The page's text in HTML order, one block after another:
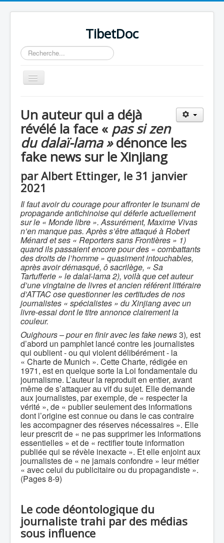
TibetDoc
Rechercher
Basculer
la
Un auteur qui a déjà
révélé la face « pas si zen
du dalaï-lama »dénonce les
fake news sur le Xinjiang
par Albert Ettinger, le 31 janvier
2021
Il faut avoir du courage pour affronter le tsunami de
propagande antichinoise qui déferle actuellement
sur le « Monde libre ». Assurément, Maxime Vivas
n’en manque pas. Après s’être attaqué à Robert
Ménard et ses « Reporters sans Frontières » 1)
quand ils passaient encore pour des « combattants
des droits de l’homme » quasiment intouchables,
après avoir démasqué, ô sacrilège, « Sa
Tartufferie » le dalaï-lama 2), voilà que cet auteur
d’une vingtaine de livres et ancien référent littéraire
d’ATTAC ose questionner les certitudes de nos
journalistes « spécialistes » du Xinjiang avec un
livre-essai dont le titre annonce clairement la
couleur.
Ouighours – pour en finir avec les fake news3), est
d’abord un pamphlet lancé contre les journalistes
qui oublient - ou qui violent délibérément - la
« Charte de Munich ». Cette Charte, rédigée en
1971, est en quelque sorte la Loi fondamentale du
journalisme. L’auteur la reproduit en entier, avant
même de s’attaquer au vif du sujet. Elle demande
aux journalistes, par exemple, de « respecter la
vérité », de « publier seulement des informations
dont l’origine est connue ou dans le cas contraire
les accompagner des réserves nécessaires ». Elle
leur prescrit de « ne pas supprimer les informations
essentielles » et de « rectifier toute information
publiée qui se révèle inexacte ». Et elle enjoint aux
journalistes de « ne jamais confondre » leur métier
« avec celui du publicitaire ou du propagandiste ».
(Pages 8-9)
Le code déontologique du
journaliste trahi par des médias
sous influence